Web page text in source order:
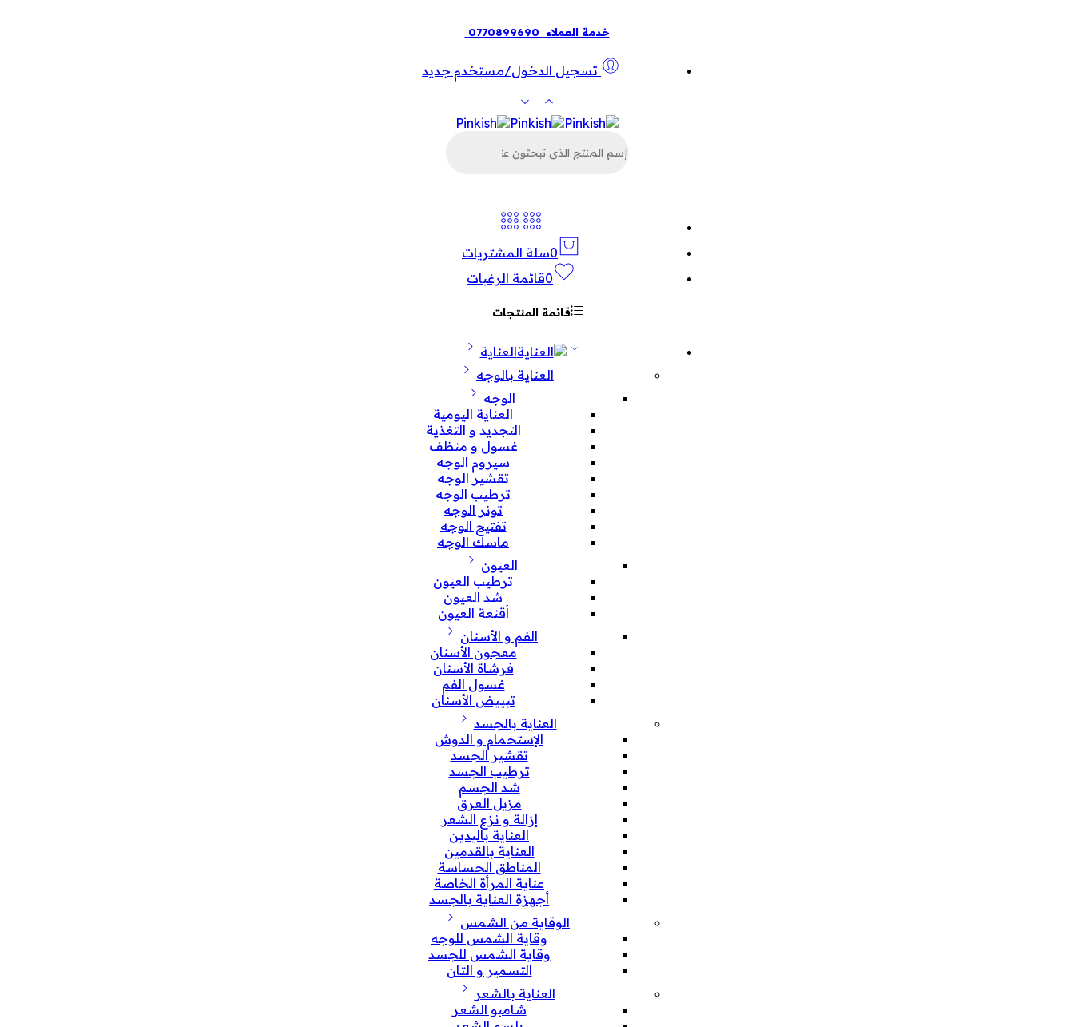
خدمة العملاء 0770899690
تسجيل الدخول/مستخدم جديد
عن
0سلة المشتريات
0قائمة الرغبات
قائمة المنتجات
العناية
العناية بالوجه
الوجه
العناية اليومية
التجديد و التغذية
غسول و منظف
سيروم الوجه
تقشير الوجه
ترطيب الوجه
تونر الوجه
تفتيح الوجه
ماسك الوجه
العيون
ترطيب العيون
شد العيون
أقنعة العيون
الفم و الأسنان
معجون الأسنان
فرشاة الأسنان
غسول الفم
تبييض الأسنان
العناية بالجسد
الإستحمام و الدوش
تقشير الجسد
ترطيب الجسد
شد الجسم
مزيل العرق
إزالة و نزع الشعر
العناية باليدين
العناية بالقدمين
المناطق الحساسة
عناية المرأة الخاصة
أجهزة العناية بالجسد
الوقاية من الشمس
وقاية الشمس للوجه
وقاية الشمس للجسد
التسمير و التان
العناية بالشعر
شامبو الشعر